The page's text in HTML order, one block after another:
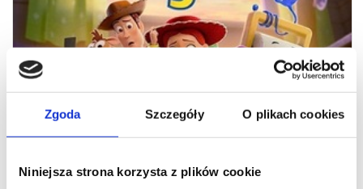
Zgoda Szczegóły O plikach cookies
Niniejsza strona korzysta z plików cookie